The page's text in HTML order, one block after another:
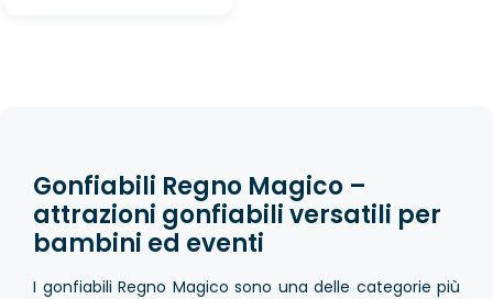
Gonfiabili Regno Magico –
attrazioni gonfiabili versatili per
bambini ed eventi
I gonfiabili Regno Magico sono una delle categorie più